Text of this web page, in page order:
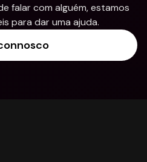
falar com alguém, estamos
para dar uma ajuda.